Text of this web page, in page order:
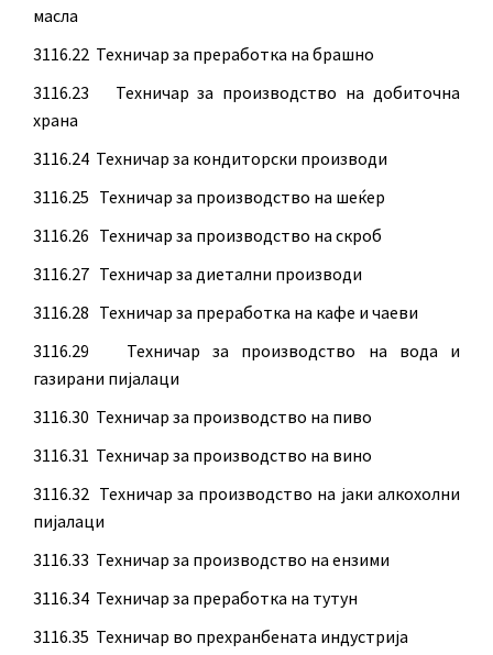
масла
3116.22 Техничар за преработка на брашно
3116.23 Техничар за производство на добиточна
храна
3116.24 Техничар за кондиторски производи
3116.25 Техничар за производство на шеќер
3116.26 Техничар за производство на скроб
3116.27 Техничар за диетални производи
3116.28 Техничар за преработка на кафе и чаеви
3116.29 Техничар за производство на вода и
газирани пијалаци
3116.30 Техничар за производство на пиво
3116.31 Техничар за производство на вино
3116.32 Техничар за производство на јаки алкохолни
пијалаци
3116.33 Техничар за производство на ензими
3116.34 Техничар за преработка на тутун
3116.35 Техничар во прехранбената индустрија